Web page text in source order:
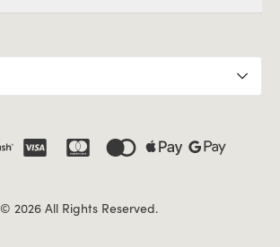
© 2026 All Rights Reserved.